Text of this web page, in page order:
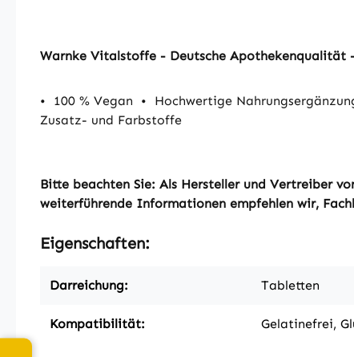
Warnke Vitalstoffe - Deutsche Apothekenqualität
• 100 % Vegan • Hochwertige
Zusatz- und Farbstoffe
Bitte beachten Sie: Als Hersteller und Vertreiber
weiterführende Informationen empfehlen wir,
Eigenschaften:
Darreichung: Tabletten
Kompatibilität: Gelatinefrei,